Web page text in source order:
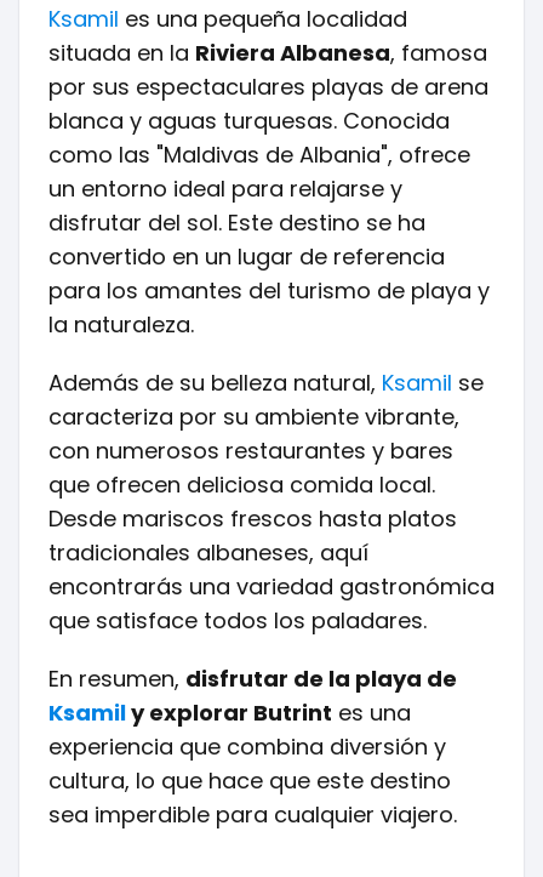
Ksamil es una pequeña localidad
situada en la Riviera Albanesa, famosa
por sus espectaculares playas de arena
blanca y aguas turquesas. Conocida
como las "Maldivas de Albania", ofrece
un entorno ideal para relajarse y
disfrutar del sol. Este destino se ha
convertido en un lugar de referencia
para los amantes del turismo de playa y
la naturaleza.
Además de su belleza natural, Ksamil se
caracteriza por su ambiente vibrante,
con numerosos restaurantes y bares
que ofrecen deliciosa comida local.
Desde mariscos frescos hasta platos
tradicionales albaneses, aquí
encontrarás una variedad gastronómica
que satisface todos los paladares.
En resumen, disfrutar de la playa de
Ksamily explorar Butrint es una
experiencia que combina diversión y
cultura, lo que hace que este destino
sea imperdible para cualquier viajero.